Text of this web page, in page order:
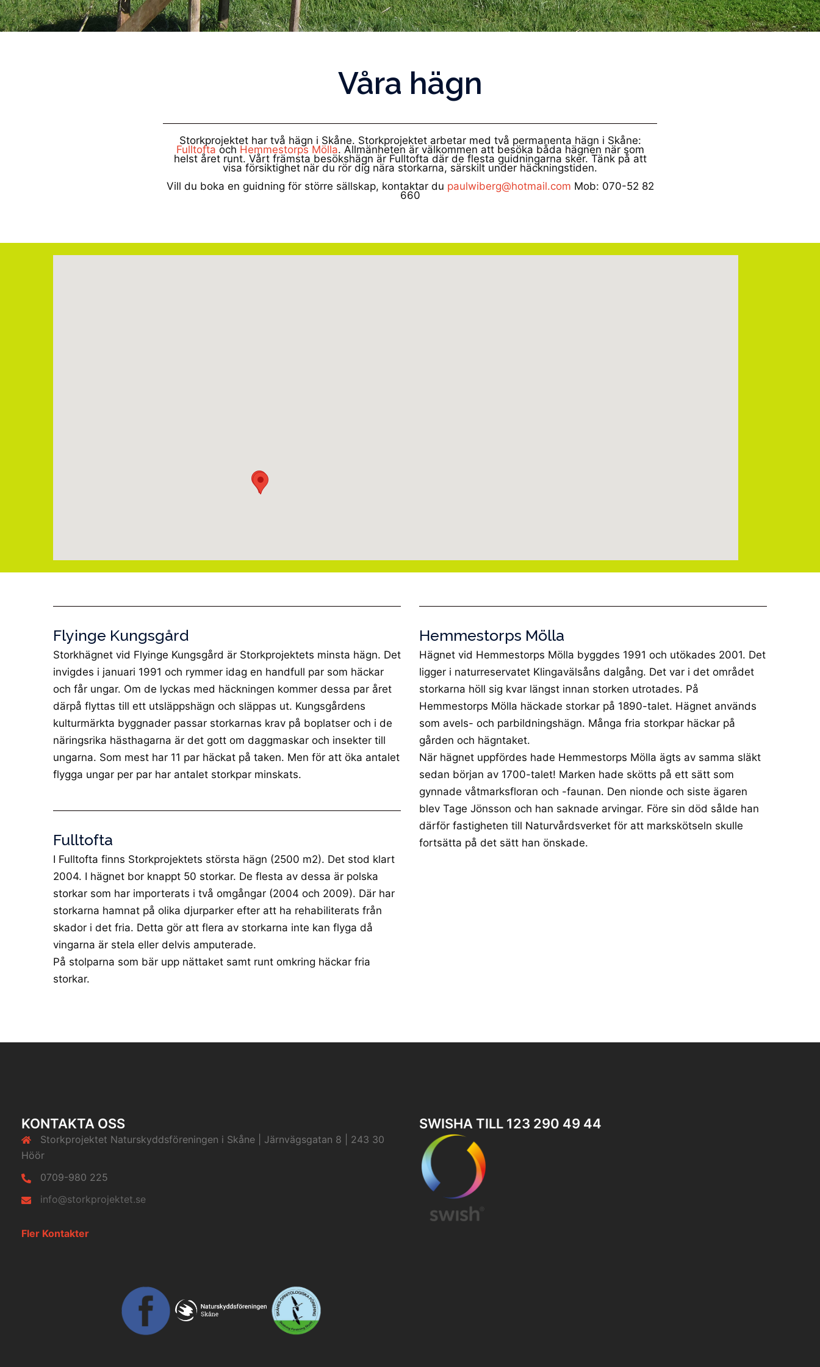
Våra hägn
Storkprojektet har två hägn i Skåne. Storkprojektet arbetar med två permanenta hägn i Skåne:
Fulltofta och Hemmestorps Mölla. Allmänheten är välkommen att besöka båda hägnen när som
helst året runt. Vårt främsta besökshägn är Fulltofta där de flesta guidningarna sker. Tänk på att
visa försiktighet när du rör dig nära storkarna, särskilt under häckningstiden.
Vill du boka en guidning för större sällskap, kontaktar du paulwiberg@hotmail.com Mob: 070-52 82
660
Flyinge Kungsgård
Storkhägnet vid Flyinge Kungsgård är Storkprojektets minsta hägn. Det
invigdes i januari 1991 och rymmer idag en handfull par som häckar
och får ungar. Om de lyckas med häckningen kommer dessa par året
därpå flyttas till ett utsläppshägn och släppas ut. Kungsgårdens
kulturmärkta byggnader passar storkarnas krav på boplatser och i de
näringsrika hästhagarna är det gott om daggmaskar och insekter till
ungarna. Som mest har 11 par häckat på taken. Men för att öka antalet
flygga ungar per par har antalet storkpar minskats.
Fulltofta
I Fulltofta finns Storkprojektets största hägn (2500 m2). Det stod klart
2004. I hägnet bor knappt 50 storkar. De flesta av dessa är polska
storkar som har importerats i två omgångar (2004 och 2009). Där har
storkarna hamnat på olika djurparker efter att ha rehabiliterats från
skador i det fria. Detta gör att flera av storkarna inte kan flyga då
vingarna är stela eller delvis amputerade.
På stolparna som bär upp nättaket samt runt omkring häckar fria
storkar.
Hemmestorps Mölla
Hägnet vid Hemmestorps Mölla byggdes 1991 och utökades 2001. Det
ligger i naturreservatet Klingavälsåns dalgång. Det var i det området
storkarna höll sig kvar längst innan storken utrotades. På
Hemmestorps Mölla häckade storkar på 1890-talet. Hägnet används
som avels- och parbildningshägn. Många fria storkpar häckar på
gården och hägntaket.
När hägnet uppfördes hade Hemmestorps Mölla ägts av samma släkt
sedan början av 1700-talet! Marken hade skötts på ett sätt som
gynnade våtmarksfloran och -faunan. Den nionde och siste ägaren
blev Tage Jönsson och han saknade arvingar. Före sin död sålde han
därför fastigheten till Naturvårdsverket för att markskötseln skulle
fortsätta på det sätt han önskade.
KONTAKTA OSS
Storkprojektet Naturskyddsföreningen i Skåne | Järnvägsgatan 8 | 243 30
Höör
0709-980 225
info@storkprojektet.se
Fler Kontakter
SWISHA TILL 123 290 49 44